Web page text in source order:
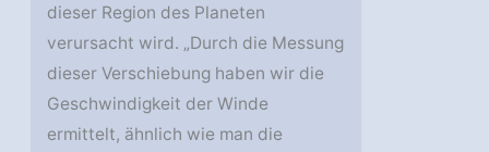
dieser Region des Planeten
verursacht wird. „Durch die Messung
dieser Verschiebung haben wir die
Geschwindigkeit der Winde
ermittelt, ähnlich wie man die